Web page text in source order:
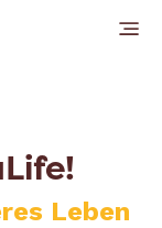
Leben